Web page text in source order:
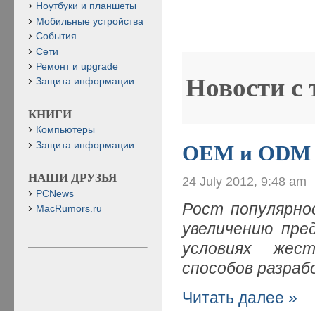
Новости с
OEM и ODM
24 July 2012, 9:48 am
Рост
увеличению
условиях
способов
Читать далее »
Ноутбуки и планшеты
Мобильные устройства
События
Сети
Ремонт и upgrade
Защита информации
КНИГИ
Компьютеры
Защита информации
НАШИ ДРУЗЬЯ
PCNews
MacRumors.ru